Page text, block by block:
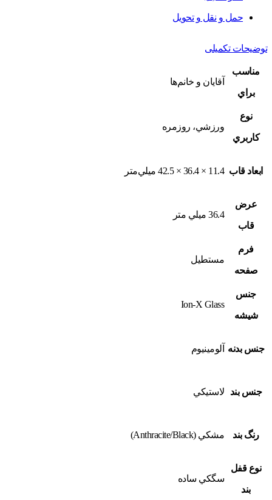
حمل و نقل و تحویل
توضیحات تکمیلی
مناسب
براي
آقايان و خانم‌ها
نوع
کاربري
ورزشي، روزمره
ابعاد قاب 11.4 × 36.4 × 42.5 ميلي‌متر
عرض
قاب
36.4 ميلي متر
فرم
صفحه
مستطيل
جنس
شيشه
Ion-X Glass
جنس بدنه آلومينيوم
جنس بند لاستيکي
رنگ بند مشكي (Anthracite/Black)
نوع قفل
بند
سگکي ساده